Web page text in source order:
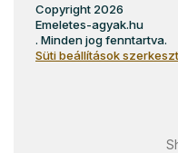
Copyright 2026
Emeletes-agyak.hu
. Minden jog fenntartva.
Süti beállítások